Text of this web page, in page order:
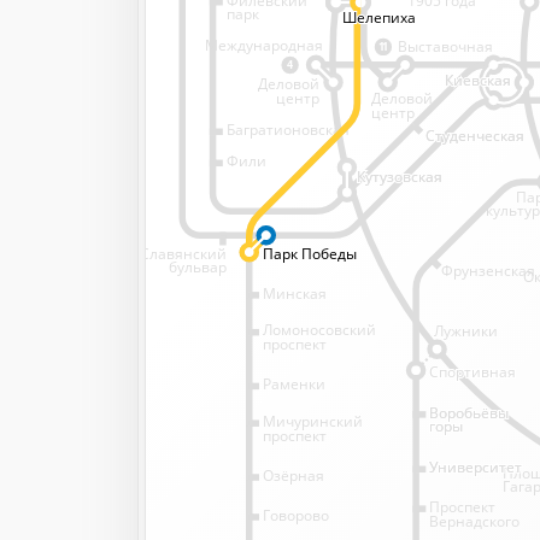
4
11
Лужники
Деловой
центр
Шелепиха
Шелепиха
Минская
Ломоносовский
проспект
Раменки
Парк Победы
парк
Багратионовская
Фили
Международная
Спортивная
Спортивная
Фрунзенская
Славянский
бульвар
Выставочная
Проспект
Вернадского
Деловой
центр
Киевская
Киевская
Студенческая
Студенческая
Кутузовская
Кутузовская
Воробьёвы
горы
Воробьёвы
горы
Университет
Университет
Говорово
Озёрная
Мичуринский
проспект
Шелепиха
Шелепиха
Парк Победы